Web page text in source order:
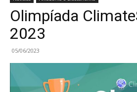
Olimpíada
2023
05/06/2023